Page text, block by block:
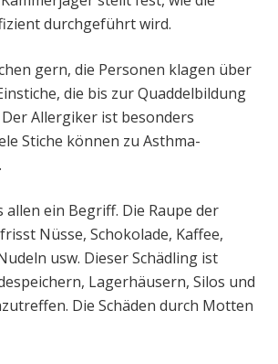
durchgeführt wird.
gern, die Personen klagen über
die bis zur Quaddelbildung
Allergiker ist besonders
Stiche können zu Asthma-
ein Begriff. Die Raupe der
Nüsse, Schokolade, Kaffee,
usw. Dieser Schädling ist
Lagerhäusern, Silos und
Die Schäden durch Motten